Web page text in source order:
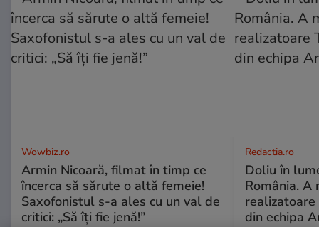
Wowbiz.ro
Armin Nicoară, filmat în timp ce
încerca să sărute o altă femeie!
Saxofonistul s-a ales cu un val de
critici: „Să îți fie jenă!”
Redactia.ro
Doliu în
România. A
din echipa